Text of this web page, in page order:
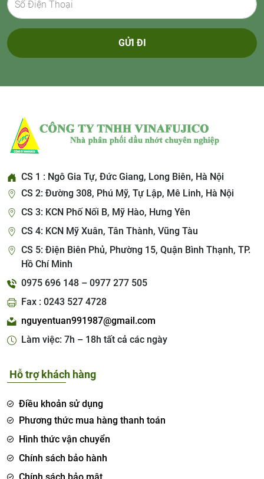
GỬI ĐI
CS 1 : Ngô Gia Tự, Đức Giang, Long Biên, Hà Nội
CS 2: Đường 308, Phú Mỹ, Tự Lập, Mê Linh, Hà Nội
CS 3: KCN Phố Nối B, Mỹ Hào, Hưng Yên
CS 4: KCN Mỹ Xuân, Tân Thành, Vũng Tàu
CS 5: Điện Biên Phủ, Phường 15, Quận Bình Thạnh, TP.
Hồ Chí Minh
0975 696 148 – 0977 277 505
Fax : 0243 527 4728
nguyentuan991987@gmail.com
Làm việc: 7h – 18h tất cả các ngày
Hỗ trợ khách hàng
Điều khoản sử dụng
Phương thức mua hàng thanh toán
Hình thức vận chuyển
Chính sách bảo hành